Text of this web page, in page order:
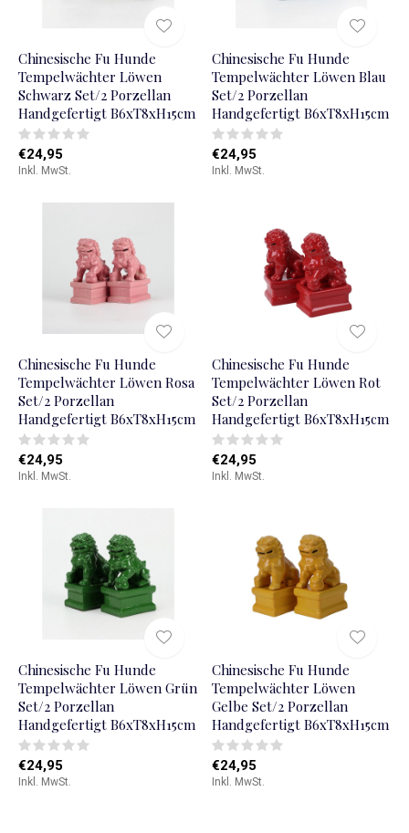
Chinesische Fu Hunde
Tempelwächter Löwen
Schwarz Set/2 Porzellan
Handgefertigt B6xT8xH15cm
€24,95
Inkl. MwSt.
Chinesische Fu Hunde
Tempelwächter Löwen Blau
Set/2 Porzellan
Handgefertigt B6xT8xH15cm
€24,95
Inkl. MwSt.
Chinesische Fu Hunde
Tempelwächter Löwen Rosa
Set/2 Porzellan
Handgefertigt B6xT8xH15cm
€24,95
Inkl. MwSt.
Chinesische Fu Hunde
Tempelwächter Löwen Rot
Set/2 Porzellan
Handgefertigt B6xT8xH15cm
€24,95
Inkl. MwSt.
Chinesische Fu Hunde
Tempelwächter Löwen Grün
Set/2 Porzellan
Handgefertigt B6xT8xH15cm
€24,95
Inkl. MwSt.
Chinesische Fu Hunde
Tempelwächter Löwen
Gelbe Set/2 Porzellan
Handgefertigt B6xT8xH15cm
€24,95
Inkl. MwSt.